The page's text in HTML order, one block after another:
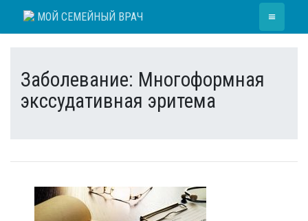
МОЙ СЕМЕЙНЫЙ ВРАЧ ≡
Заболевание: Многоформная
экссудативная эритема